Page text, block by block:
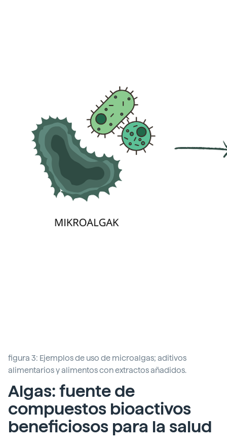
figura 3: Ejemplos de uso de microalgas; aditivos
alimentarios y alimentos con extractos añadidos.
Algas: fuente de
compuestos bioactivos
beneficiosos para la salud